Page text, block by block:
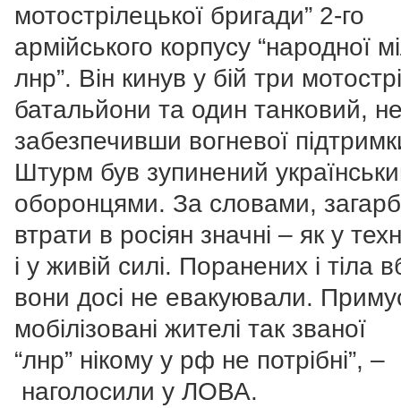
мотострілецької бригади” 2-го
армійського корпусу “народної
лнр”. Він кинув у бій три
батальйони та один танковий,
забезпечивши вогневої
Штурм був зупинений
оборонцями. За словами,
втрати в росіян значні – як у
і у живій силі. Поранених і тіла
вони досі не евакуювали.
мобілізовані жителі так званої
“лнр” нікому у рф не потрібні”, –
наголосили у ЛОВА.